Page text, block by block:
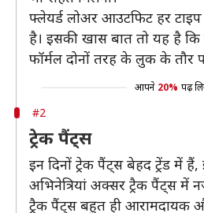
फ्लेयर्ड लोअर आउटफिट हर
है। इसकी खास बात तो यह है
फॉर्मल दोनों तरह के लुक के तौर
आपने 20% पढ़
#2
ट्रेक पैंट्स
इन दिनों ट्रेक पैंट्स बेहद ट्रेंड में
अभिनेत्रियां अक्सर ट्रैक पैंट्स में
ट्रैक पैंट्स बहुत ही आरामदायक